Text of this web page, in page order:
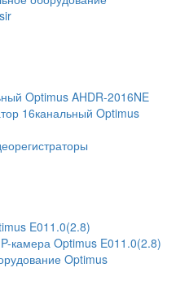
16канальный Optimus
камера Optimus E011.0(2.8)
Optimus